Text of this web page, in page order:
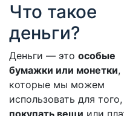
Что такое
деньги?
Деньги — это особые
бумажки или монетки,
которые мы можем
использовать для
покупать вещи или